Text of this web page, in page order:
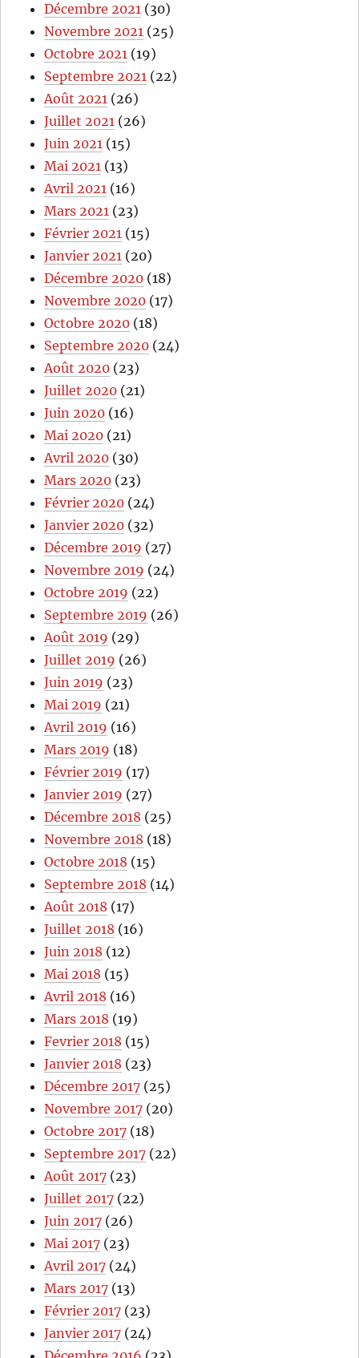
Décembre 2021 (30)
Novembre 2021 (25)
Octobre 2021 (19)
Septembre 2021 (22)
Août 2021 (26)
Juillet 2021 (26)
Juin 2021 (15)
Mai 2021 (13)
Avril 2021 (16)
Mars 2021 (23)
Février 2021 (15)
Janvier 2021 (20)
Décembre 2020 (18)
Novembre 2020 (17)
Octobre 2020 (18)
Septembre 2020 (24)
Août 2020 (23)
Juillet 2020 (21)
Juin 2020 (16)
Mai 2020 (21)
Avril 2020 (30)
Mars 2020 (23)
Février 2020 (24)
Janvier 2020 (32)
Décembre 2019 (27)
Novembre 2019 (24)
Octobre 2019 (22)
Septembre 2019 (26)
Août 2019 (29)
Juillet 2019 (26)
Juin 2019 (23)
Mai 2019 (21)
Avril 2019 (16)
Mars 2019 (18)
Février 2019 (17)
Janvier 2019 (27)
Décembre 2018 (25)
Novembre 2018 (18)
Octobre 2018 (15)
Septembre 2018 (14)
Août 2018 (17)
Juillet 2018 (16)
Juin 2018 (12)
Mai 2018 (15)
Avril 2018 (16)
Mars 2018 (19)
Fevrier 2018 (15)
Janvier 2018 (23)
Décembre 2017 (25)
Novembre 2017 (20)
Octobre 2017 (18)
Septembre 2017 (22)
Août 2017 (23)
Juillet 2017 (22)
Juin 2017 (26)
Mai 2017 (23)
Avril 2017 (24)
Mars 2017 (13)
Février 2017 (23)
Janvier 2017 (24)